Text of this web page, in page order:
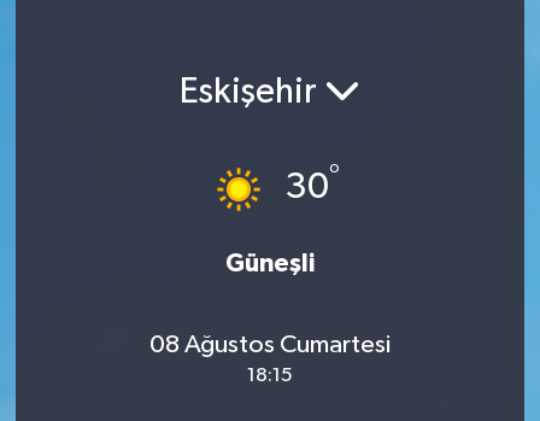
Eskişehir
30°
Güneşli
08 Ağustos Cumartesi
18:15